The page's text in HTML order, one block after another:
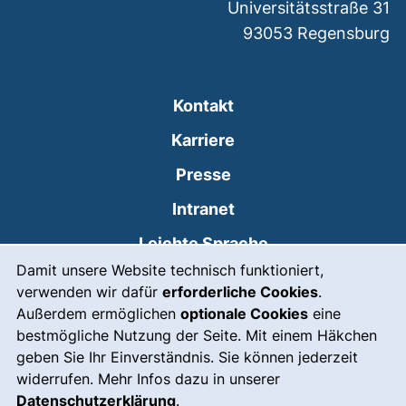
Damit unsere Website technisch funktioniert,
verwenden wir dafür erforderliche Cookies.
Außerdem ermöglichen optionale Cookies eine
bestmögliche Nutzung der Seite. Mit einem Häkchen
geben Sie Ihr Einverständnis. Sie können jederzeit
widerrufen. Mehr Infos dazu in unserer
Datenschutzerklärung.
Kontakt
Karriere
Presse
Intranet(externer Link, öffnet
Leichte Sprache
Gebärdensprache
Notfall(externer Link, öffnet
Impressum
Barrierefreiheit
Universitätsstraße 31
93053 Regensburg